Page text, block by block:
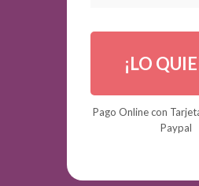
¡LO
Pago Onlinecon
Paypal